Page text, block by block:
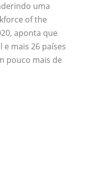
uma
of the
aponta que
e mais 26 países
pouco mais de